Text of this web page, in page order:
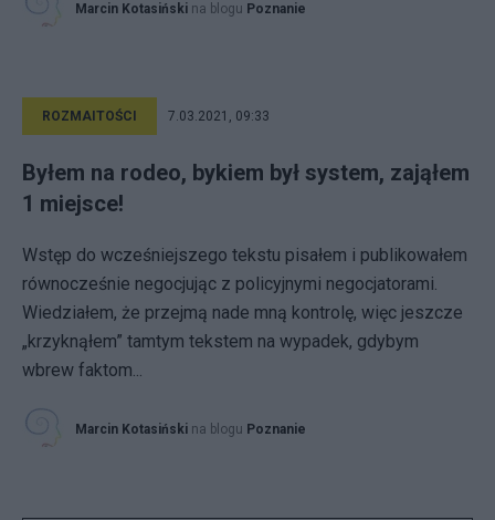
Marcin Kotasiński na blogu Poznanie
ROZMAITOŚCI 7.03.2021, 09:33
Byłem na rodeo, bykiem był system, zająłem
1 miejsce!
Wstęp do wcześniejszego tekstu pisałem i publikowałem
równocześnie negocjując z policyjnymi negocjatorami.
Wiedziałem, że przejmą nade mną kontrolę, więc jeszcze
„krzyknąłem” tamtym tekstem na wypadek, gdybym
wbrew faktom...
Marcin Kotasiński na blogu Poznanie